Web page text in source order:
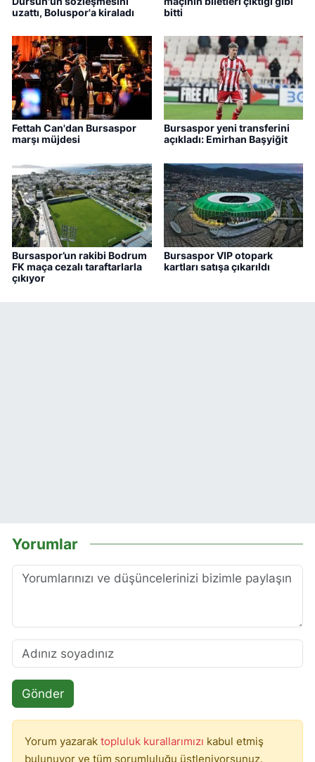
uzattı, Boluspor'a kiraladı
bitti
Fettah Can'dan Bursaspor
marşı müjdesi
Bursaspor yeni transferini
açıkladı: Emirhan Başyiğit
Bursaspor’un rakibi Bodrum
FK maça cezalı taraftarlarla
çıkıyor
Bursaspor VIP otopark
kartları satışa çıkarıldı
Yorumlar
Gönder
Yorum yazarak topluluk kurallarımızı kabul etmiş
bulunuyor ve tüm sorumluluğu üstleniyorsunuz.